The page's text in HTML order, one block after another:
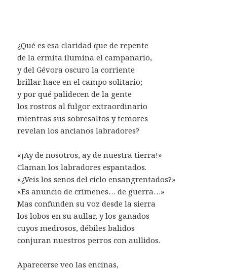
¿Qué es esa claridad que de repente
de la ermita ilumina el campanario,
y del Gévora oscuro la corriente
brillar hace en el campo solitario;
y por qué palidecen de la gente
los rostros al fulgor extraordinario
mientras sus sobresaltos y temores
revelan los ancianos labradores?
«¡Ay de nosotros, ay de nuestra tierra!»
Claman los labradores espantados.
«¿Veis los senos del ciclo ensangrentados?»
«Es anuncio de crímenes… de guerra…»
Mas confunden su voz desde la sierra
los lobos en su aullar, y los ganados
cuyos medrosos, débiles balidos
conjuran nuestros perros con aullidos.
Aparecerse veo las encinas,